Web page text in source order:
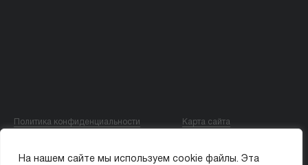
На нашем сайте мы используем cookie файлы. Эта
Политика конфиденциальности Карта сайта